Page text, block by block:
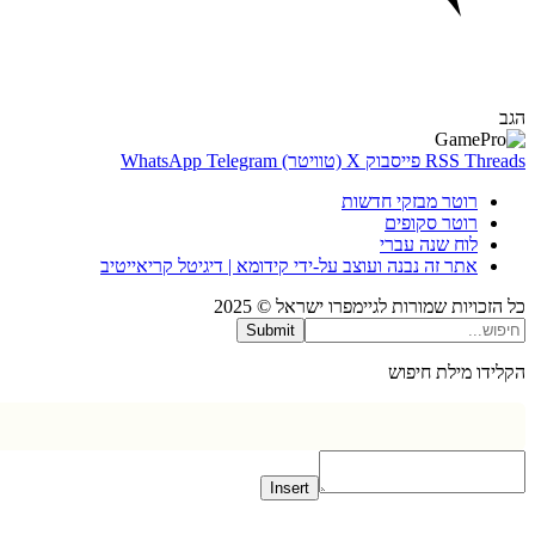
RSS פייסבוק X (טוויטר) WhatsApp Telegram
רוטר מבזקי חדשות
רוטר סקופים
לוח שנה עברי
אתר זה נבנה ועוצב על-ידי קידומא | דיגיטל קריאייטיב
שמורות לגיימפרו ישראל © 2025
Submit
מילת חיפוש
Insert